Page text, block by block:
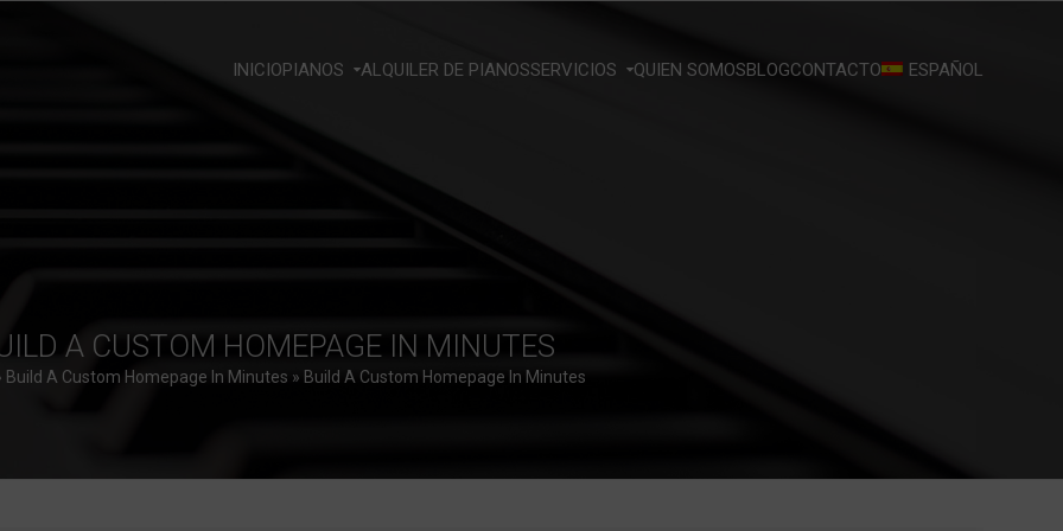
INICIOPIANOS ALQUILER DE PIANOSSERVICIOS QUIEN SOMOSBLOGCONTACTO ESPAÑOL
A CUSTOM HOMEPAGE IN MINUTES
Build A Custom Homepage In Minutes » Build A Custom Homepage In Minutes